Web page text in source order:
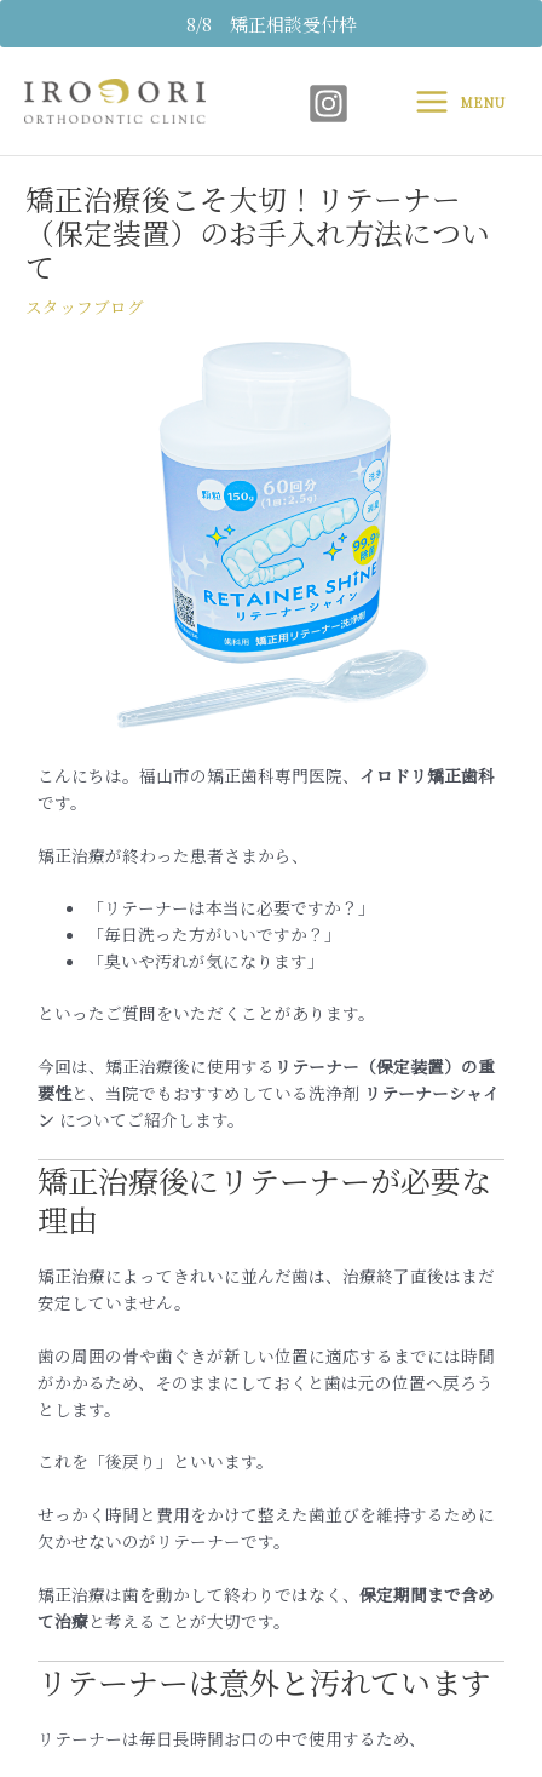
8/8 矯正相談受付枠
容
MenuMENU
矯正治療後こそ大切！リテーナー
（保定装置）のお手入れ方法につい
て
スタッフブログ
こんにちは。福山市の矯正歯科専門医院、 イロドリ矯正歯科
です。
矯正治療が終わった患者さまから、
「リテーナーは本当に必要ですか？」
「毎日洗った方がいいですか？」
「臭いや汚れが気になります」
といったご質問をいただくことがあります。
今回は、矯正治療後に使用する リテーナー（保定装置）の重
要性と、当院でもおすすめしている洗浄剤 リテーナーシャイ
ン についてご紹介します。
矯正治療後にリテーナーが必要な
理由
矯正治療によってきれいに並んだ歯は、治療終了直後はまだ
安定していません。
歯の周囲の骨や歯ぐきが新しい位置に適応するまでには時間
がかかるため、そのままにしておくと歯は元の位置へ戻ろう
とします。
これを「後戻り」といいます。
せっかく時間と費用をかけて整えた歯並びを維持するために
欠かせないのがリテーナーです。
矯正治療は歯を動かして終わりではなく、保定期間まで含め
て治療と考えることが大切です。
リテーナーは意外と汚れています
リテーナーは毎日長時間お口の中で使用するため、